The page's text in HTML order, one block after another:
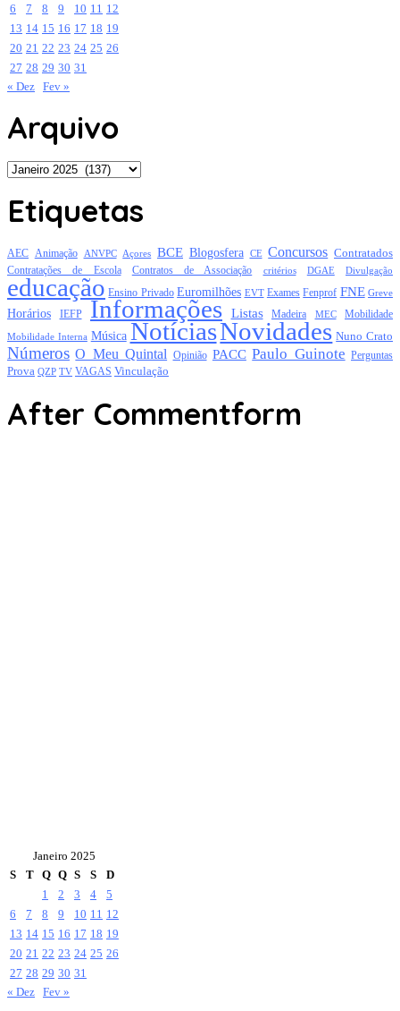
6
7 8 9 10 11 12
13 14 15 16 17 18 19
20 21 22 23 24 25 26
27 28 29 30 31
« Dez Fev »
Arquivo
Arquivo
Etiquetas
AEC Animação ANVPC Açores BCE Blogosfera CE Concursos Contratados
Contratações de Escola Contratos de Associação critérios DGAE Divulgação
educação Ensino Privado Euromilhões EVT Exames Fenprof FNE Greve
Horários IEFP Informações Listas Madeira MEC Mobilidade
Mobilidade Interna Música NotíciasNovidades Nuno Crato
Números O Meu Quintal Opinião PACC Paulo Guinote Perguntas
Prova QZP TV VAGAS Vinculação
After Commentform
Janeiro 2025
S
T Q Q S S
D
1
2 3 4
5
6
7 8 9 10 11 12
13 14 15 16 17 18 19
20 21 22 23 24 25 26
27 28 29 30 31
« Dez Fev »